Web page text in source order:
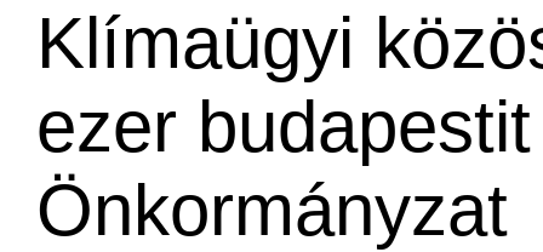
Klímaügyi
ezer
Önkormányzat